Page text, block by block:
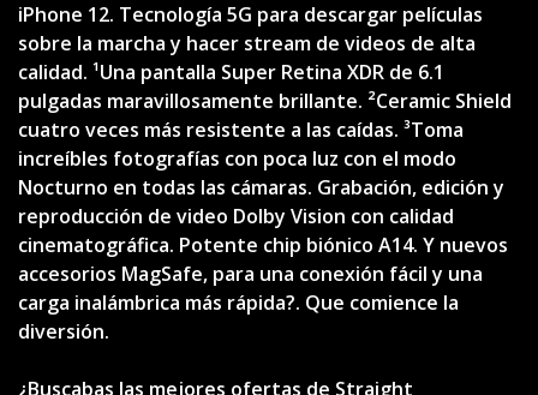
iPhone 12. Tecnología 5G para descargar películas
sobre la marcha y hacer stream de videos de alta
calidad. ¹Una pantalla Super Retina XDR de 6.1
pulgadas maravillosamente brillante. ²Ceramic Shield
cuatro veces más resistente a las caídas. ³Toma
increíbles fotografías con poca luz con el modo
Nocturno en todas las cámaras. Grabación, edición y
reproducción de video Dolby Vision con calidad
cinematográfica. Potente chip biónico A14. Y nuevos
accesorios MagSafe, para una conexión fácil y una
carga inalámbrica más rápida?. Que comience la
diversión.
¿Buscabas las mejores ofertas de Straight